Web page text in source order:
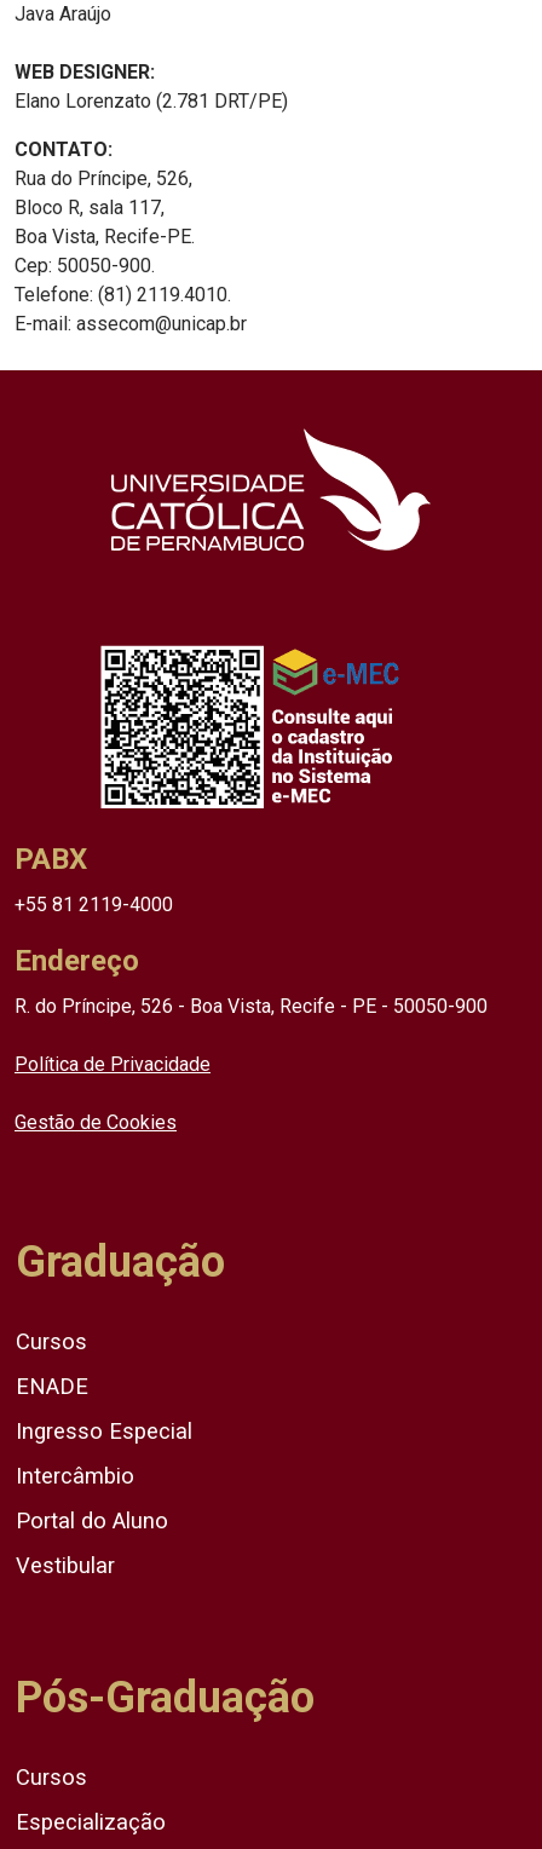
Java Araújo
WEB DESIGNER:
Elano Lorenzato (2.781 DRT/PE)
CONTATO:
Rua do Príncipe, 526,
Bloco R, sala 117,
Boa Vista, Recife-PE.
Cep: 50050-900.
Telefone: (81) 2119.4010.
E-mail: assecom@unicap.br
PABX
+55 81 2119-4000
Endereço
R. do Príncipe, 526 - Boa Vista, Recife - PE - 50050-900
Política de Privacidade
Gestão de Cookies
Graduação
Cursos
ENADE
Ingresso Especial
Intercâmbio
Portal do Aluno
Vestibular
Pós-Graduação
Cursos
Especialização